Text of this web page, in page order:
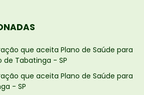
que aceita Plano de Saúde para
Tabatinga - SP
que aceita Plano de Saúde para
- SP